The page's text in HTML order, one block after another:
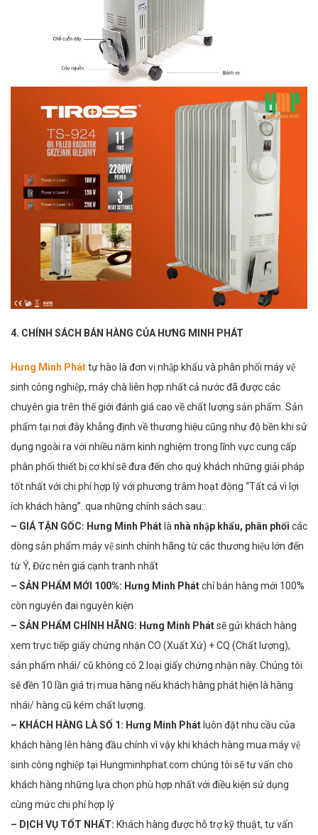
4. CHÍNH SÁCH BÁN HÀNG CỦA HƯNG MINH PHÁT
Hưng Minh Pháttự hào là đơn vị nhập khẩu và phân phối máy vệ
sinh công nghiệp, máy chà liên hợp nhất cả nước đã được các
chuyên gia trên thế giới đánh giá cao về chất lượng sản phẩm. Sản
phẩm tại nơi đây khẳng định về thương hiệu cũng như độ bền khi sử
dụng ngoài ra với nhiều năm kinh nghiệm trong lĩnh vực cung cấp
phân phối thiết bị cơ khí sẽ đưa đến cho quý khách những giải pháp
tốt nhất với chi phí hợp lý với phương trâm hoạt động “Tất cả vì lợi
ích khách hàng”. qua những chính sách sau::
– GIÁ TẬN GỐC: Hưng Minh Phát là nhà nhập khẩu, phân phối các
dòng sản phẩm máy vệ sinh chính hãng từ các thương hiệu lớn đến
từ Ý, Đức nên giá cạnh tranh nhất
– SẢN PHẨM MỚI 100%: Hưng Minh Phátchỉ bán hàng mới 100%
còn nguyên đai nguyên kiện
– SẢN PHẨM CHÍNH HÃNG: Hưng Minh Phátsẽ gửi khách hàng
xem trực tiếp giấy chứng nhận CO (Xuất Xứ) + CQ (Chất lượng),
sản phẩm nhái/ cũ không có 2 loại giấy chứng nhận này. Chúng tôi
sẽ đền 10 lần giá trị mua hàng nếu khách hàng phát hiện là hàng
nhái/ hàng cũ kém chất lượng.
– KHÁCH HÀNG LÀ SỐ 1: Hưng Minh Phát luôn đặt nhu cầu của
khách hàng lên hàng đầu chính vì vậy khi khách hàng mua máy vệ
sinh công nghiệp tại Hungminhphat.com chúng tôi sẽ tư vấn cho
khách hàng những lựa chọn phù hợp nhất với điều kiện sử dụng
cùng mức chi phí hợp lý
– DỊCH VỤ TỐT NHẤT: Khách hàng được hỗ trợ kỹ thuật, tư vấn